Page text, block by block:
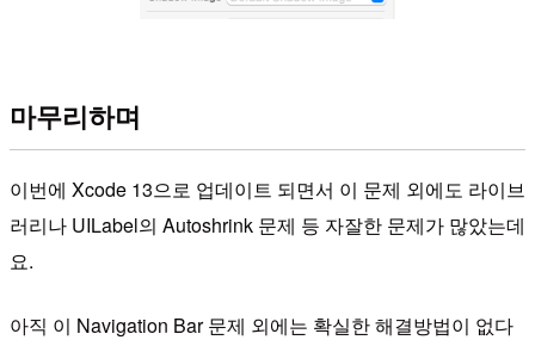
마무리하며
이번에 Xcode 13으로 업데이트 되면서 이 문제 외에도 라이브
러리나 UILabel의 Autoshrink 문제 등 자잘한 문제가 많았는데
요.
아직 이 Navigation Bar 문제 외에는 확실한 해결방법이 없다